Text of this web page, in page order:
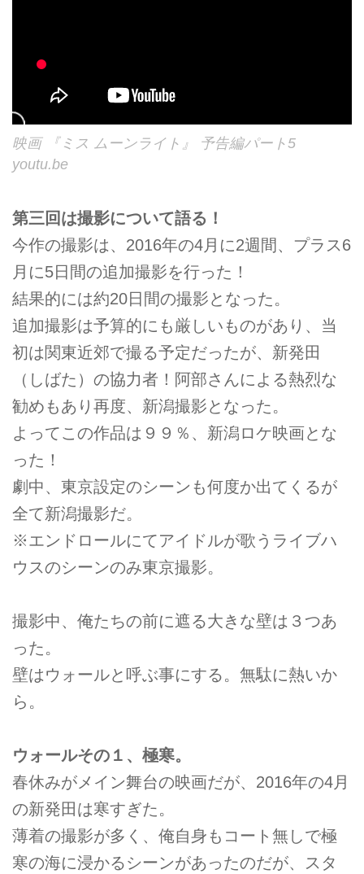
映画 『ミス ムーンライト』 予告編パート5
youtu.be
第三回は撮影について語る！
今作の撮影は、2016年の4月に2週間、プラス6
月に5日間の追加撮影を行った！
結果的には約20日間の撮影となった。
追加撮影は予算的にも厳しいものがあり、当
初は関東近郊で撮る予定だったが、新発田
（しばた）の協力者！阿部さんによる熱烈な
勧めもあり再度、新潟撮影となった。
よってこの作品は９９％、新潟ロケ映画とな
った！
劇中、東京設定のシーンも何度か出てくるが
全て新潟撮影だ。
※エンドロールにてアイドルが歌うライブハ
ウスのシーンのみ東京撮影。
撮影中、俺たちの前に遮る大きな壁は３つあ
った。
壁はウォールと呼ぶ事にする。無駄に熱いか
ら。
ウォールその１、極寒。
春休みがメイン舞台の映画だが、2016年の4月
の新発田は寒すぎた。
薄着の撮影が多く、俺自身もコート無しで極
寒の海に浸かるシーンがあったのだが、スタ